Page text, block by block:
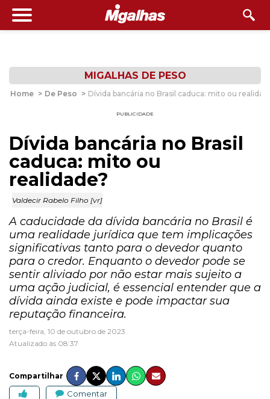
MIGALHAS DE PESO
Home > De Peso > Dívida bancária no Brasil caduca: mito ou
PUBLICIDADE
Dívida bancária no Brasil
caduca: mito ou
realidade?
Valdecir Rabelo Filho [vr]
A caducidade da dívida bancária no Brasil é
uma realidade jurídica que tem implicações
significativas tanto para o devedor quanto
para o credor. Enquanto o devedor pode se
sentir aliviado por não estar mais sujeito a
uma ação judicial, é essencial entender que a
dívida ainda existe e pode impactar sua
reputação financeira.
terça-feira, 10 de outubro de 2023
Atualizado às 08:37
Compartilhar
Comentar